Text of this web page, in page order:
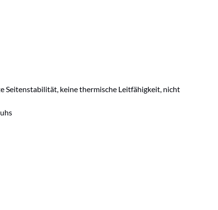
Seitenstabilität, keine thermische Leitfähigkeit, nicht